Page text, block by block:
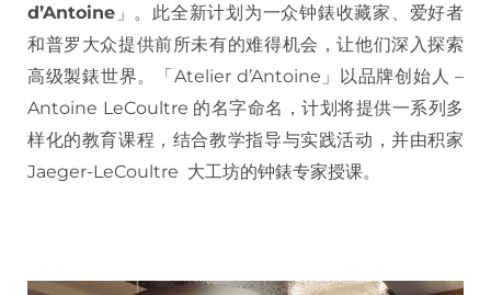
d’Antoine 」。此全新计划为一众钟錶收藏家、爱好者
和普罗大众提供前所未有的难得机会，让他们深入探索
高级製錶世界。「Atelier d’Antoine」以品牌创始人 –
Antoine LeCoultre 的名字命名，计划将提供一系列多
样化的教育课程，结合教学指导与实践活动，并由积家
Jaeger-LeCoultre 大工坊的钟錶专家授课。